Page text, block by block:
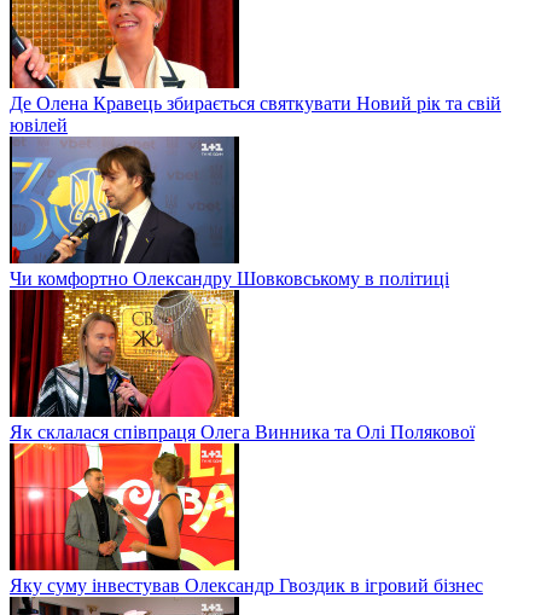
Де Олена Кравець збирається святкувати Новий рік та свій
ювілей
Чи комфортно Олександру Шовковському в політиці
Як склалася співпраця Олега Винника та Олі Полякової
Яку суму інвестував Олександр Гвоздик в ігровий бізнес